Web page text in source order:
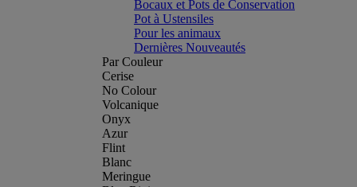
Bocaux et Pots de Conservation
Pot à Ustensiles
Pour les animaux
Dernières Nouveautés
Par Couleur
Cerise
No Colour
Volcanique
Onyx
Azur
Flint
Blanc
Meringue